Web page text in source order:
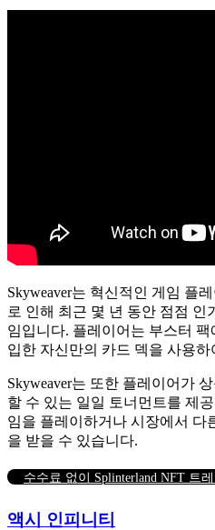
Skyweaver는 혁신적인 게임 플
로 인해 최근 몇 년 동안 점점 인
임입니다. 플레이어는 부스터
입한 자신만의 카드 덱을 사용
Skyweaver는 또한 플레이어가
할 수 있는 일일 토너먼트를 제
임을 플레이하거나 시장에서 다
을 받을 수 있습니다.
수수료 없이 Splinterland NFT 트
액시 인피니티